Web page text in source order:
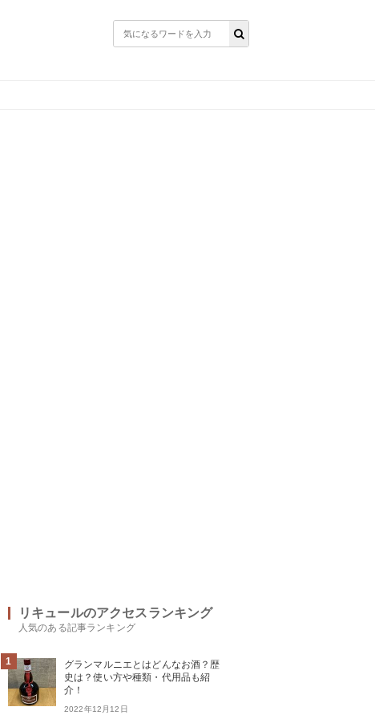
リキュールのアクセスランキング
人気のある記事ランキング
1
グランマルニエとはどんなお酒？歴
史は？使い方や種類・代用品も紹
介！
2022年12月12日